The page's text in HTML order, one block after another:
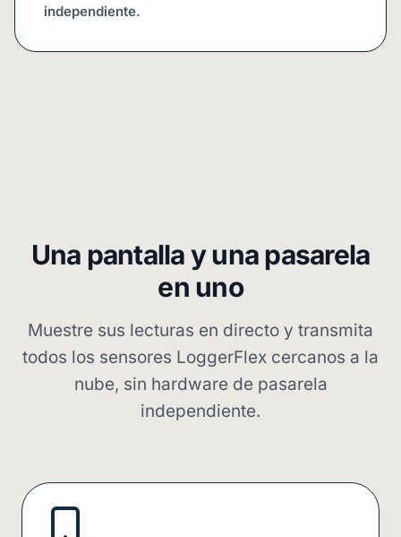
independiente.
Una pantalla y una pasarela
en uno
Muestre sus lecturas en directo y transmita
todos los sensores LoggerFlex cercanos a la
nube, sin hardware de pasarela
independiente.